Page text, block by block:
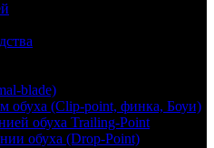
blade)
обуха (Clip-point, финка, Боуи)
обуха Trailing-Point
обуха (Drop-Point)